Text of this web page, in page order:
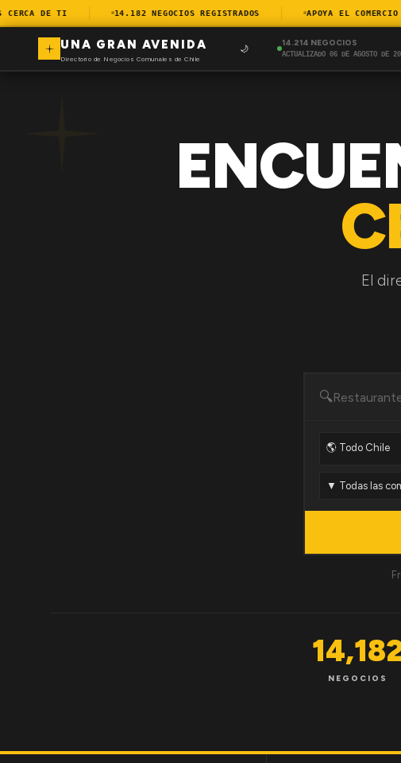
DE TI 14.182 NEGOCIOS REGISTRADOS APOYA EL COMERCIO
UNA GRAN AVENIDA
Directorio de Negocios Comunales de Chile
🌙
14.214 NEGOCIOS
ACTUALIZADO 06 DE AGOSTO DE
El
🔍
NEGOCIOS